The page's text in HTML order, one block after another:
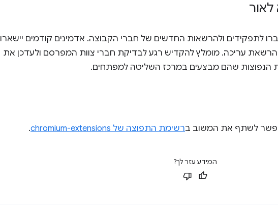
לתפקידים ולהרשאות החדשים של חברי הקבוצה. אדמינים קודמים יישארו
עריכה. מומלץ להקדיש רגע לבדיקת חברי צוות המפרסם ולעדכן את
הנפוצות שהם מבצעים במרכז השליטה למפתחים.
לשתף את המשוב ברשימת התפוצה של chromium-extensions .
המידע עזר לך?